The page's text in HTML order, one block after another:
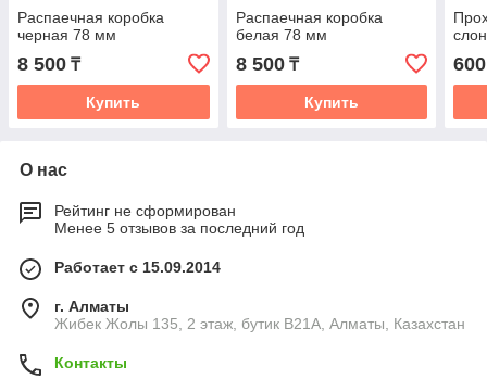
Распаечная коробка
черная 78 мм
8 500 ₸
Купить
Распаечная коробка
белая 78 мм
8 500₸
Купить
600
О нас
Рейтинг не сформирован
Менее 5 отзывов за последний год
Работает с 15.09.2014
г. Алматы
Жибек Жолы 135, 2 этаж, бутик B21A, Алматы, Казахстан
Контакты